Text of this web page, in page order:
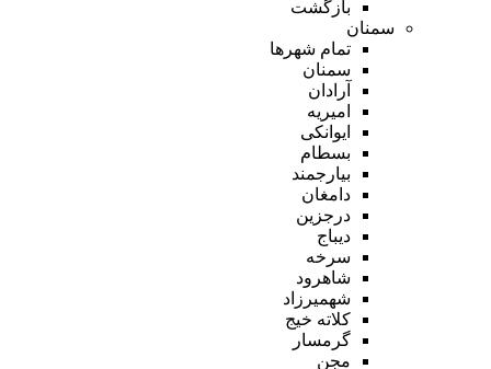
بازگشت
سمنان
تمام شهر‌ها
سمنان
آرادان
امیریه
ایوانکی
بسطام
بیارجمند
دامغان
درجزین
دیباج
سرخه
شاهرود
شهمیرزاد
کلاته خیج
گرمسار
مجن